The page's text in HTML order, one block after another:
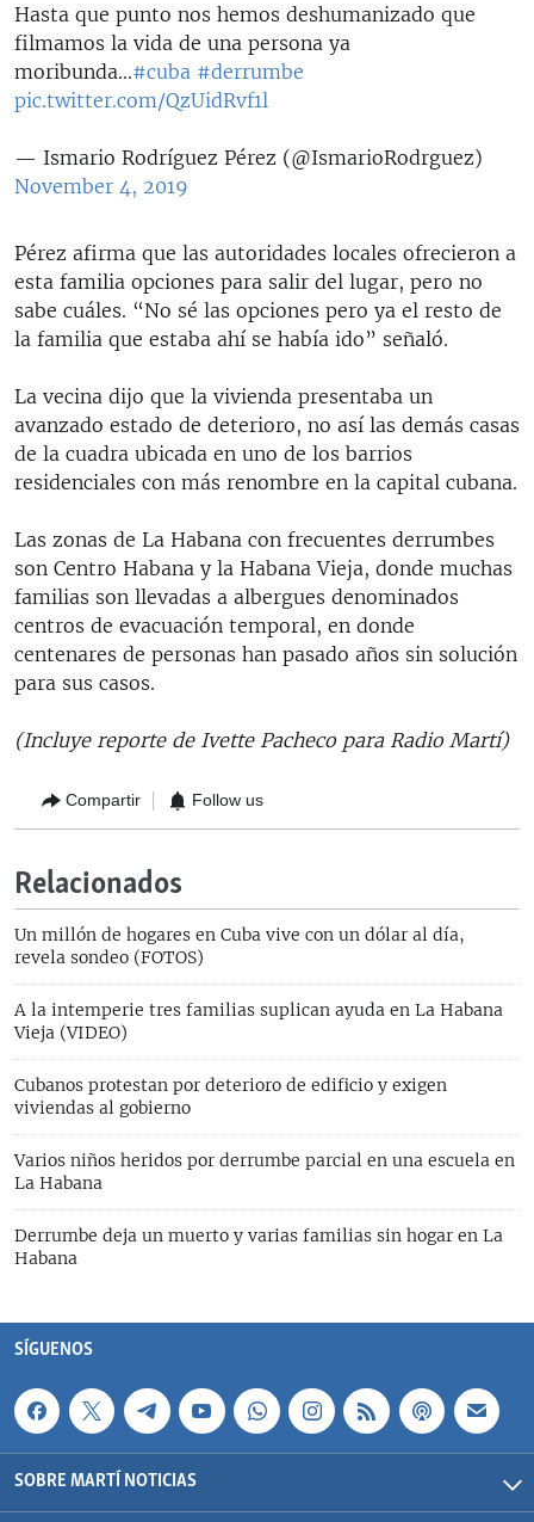
Hasta que punto nos hemos deshumanizado que
filmamos la vida de una persona ya
moribunda...#cuba #derrumbe
pic.twitter.com/QzUidRvf1l
— Ismario Rodríguez Pérez (@IsmarioRodrguez)
November 4, 2019
Pérez afirma que las autoridades locales ofrecieron a
esta familia opciones para salir del lugar, pero no
sabe cuáles. “No sé las opciones pero ya el resto de
la familia que estaba ahí se había ido” señaló.
La vecina dijo que la vivienda presentaba un
avanzado estado de deterioro, no así las demás casas
de la cuadra ubicada en uno de los barrios
residenciales con más renombre en la capital cubana.
Las zonas de La Habana con frecuentes derrumbes
son Centro Habana y la Habana Vieja, donde muchas
familias son llevadas a albergues denominados
centros de evacuación temporal, en donde
centenares de personas han pasado años sin solución
para sus casos.
(Incluye reporte de Ivette Pacheco para Radio Martí)
Compartir Follow us
Relacionados
Un millón de hogares en Cuba vive con un dólar al día,
revela sondeo (FOTOS)
A la intemperie tres familias suplican ayuda en La Habana
Vieja (VIDEO)
Cubanos protestan por deterioro de edificio y exigen
viviendas al gobierno
Varios niños heridos por derrumbe parcial en una escuela en
La Habana
Derrumbe deja un muerto y varias familias sin hogar en La
Habana
SÍGUENOS
SOBRE MARTÍ NOTICIAS